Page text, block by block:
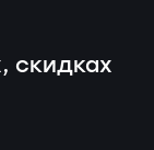
скидках